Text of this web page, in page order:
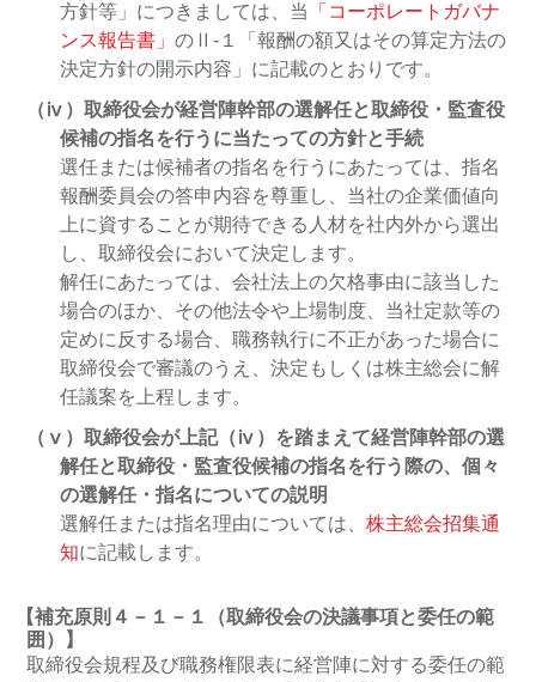
方針等」につきましては、当 「コーポレートガバナ
ンス報告書」 のⅡ-１「報酬の額又はその算定方法の
決定方針の開示内容」に記載のとおりです。
（ⅳ）取締役会が経営陣幹部の選解任と取締役・監査役
候補の指名を行うに当たっての方針と手続
選任または候補者の指名を行うにあたっては、指名
報酬委員会の答申内容を尊重し、当社の企業価値向
上に資することが期待できる人材を社内外から選出
し、取締役会において決定します。
解任にあたっては、会社法上の欠格事由に該当した
場合のほか、その他法令や上場制度、当社定款等の
定めに反する場合、職務執行に不正があった場合に
取締役会で審議のうえ、決定もしくは株主総会に解
任議案を上程します。
（ⅴ）取締役会が上記（ⅳ）を踏まえて経営陣幹部の選
解任と取締役・監査役候補の指名を行う際の、個々
の選解任・指名についての説明
選解任または指名理由については、 株主総会招集通
知に記載します。
【補充原則４－１－１（取締役会の決議事項と委任の範
囲）】
取締役会規程及び職務権限表に経営陣に対する委任の範